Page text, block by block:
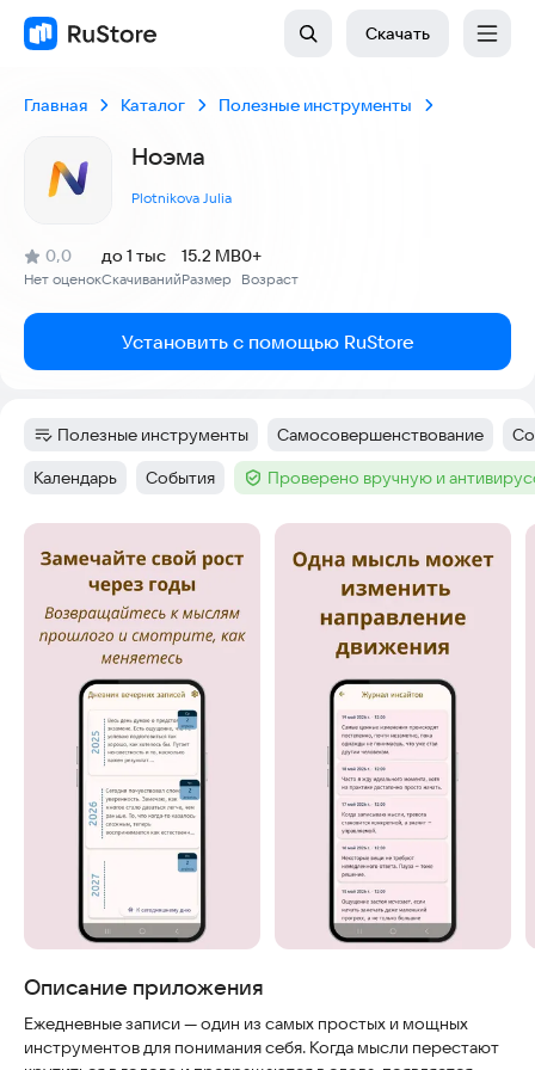
Скачать
Главная Каталог Полезные инструменты
Ноэма
Plotnikova Julia
Рейтинг:
0,0
(
Нет оценок
)
Скачиваний
до 1 тыс
Размер
15.2 MB
Возраст
0+
Установить с помощью RuStore
Категория:
Полезные инструменты Тег:
Самосовершенствование
Тег:
Календарь Тег:
События Тег :Проверено вручную и
Скриншоты
Описание приложения
Ежедневные записи — один из самых простых и мощных
инструментов для понимания себя. Когда мысли перестают